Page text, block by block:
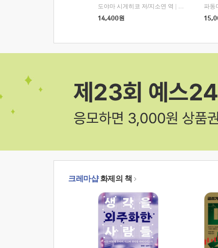
도야마 시게히코 저/지소연 역
알에이치코리
14,400원
파동
크레마샵화제의 책